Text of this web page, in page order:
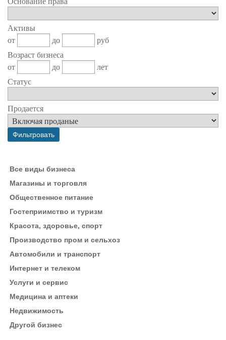
Активы
от
до
руб
Возраст бизнеса
от
до
лет
Статус
Продается
Все виды бизнеса
Магазины и торговля
Общественное питание
Гостеприимство и туризм
Красота, здоровье, спорт
Производство пром и сельхоз
Автомобили и транспорт
Интернет и телеком
Услуги и сервис
Медицина и аптеки
Недвижимость
Другой бизнес